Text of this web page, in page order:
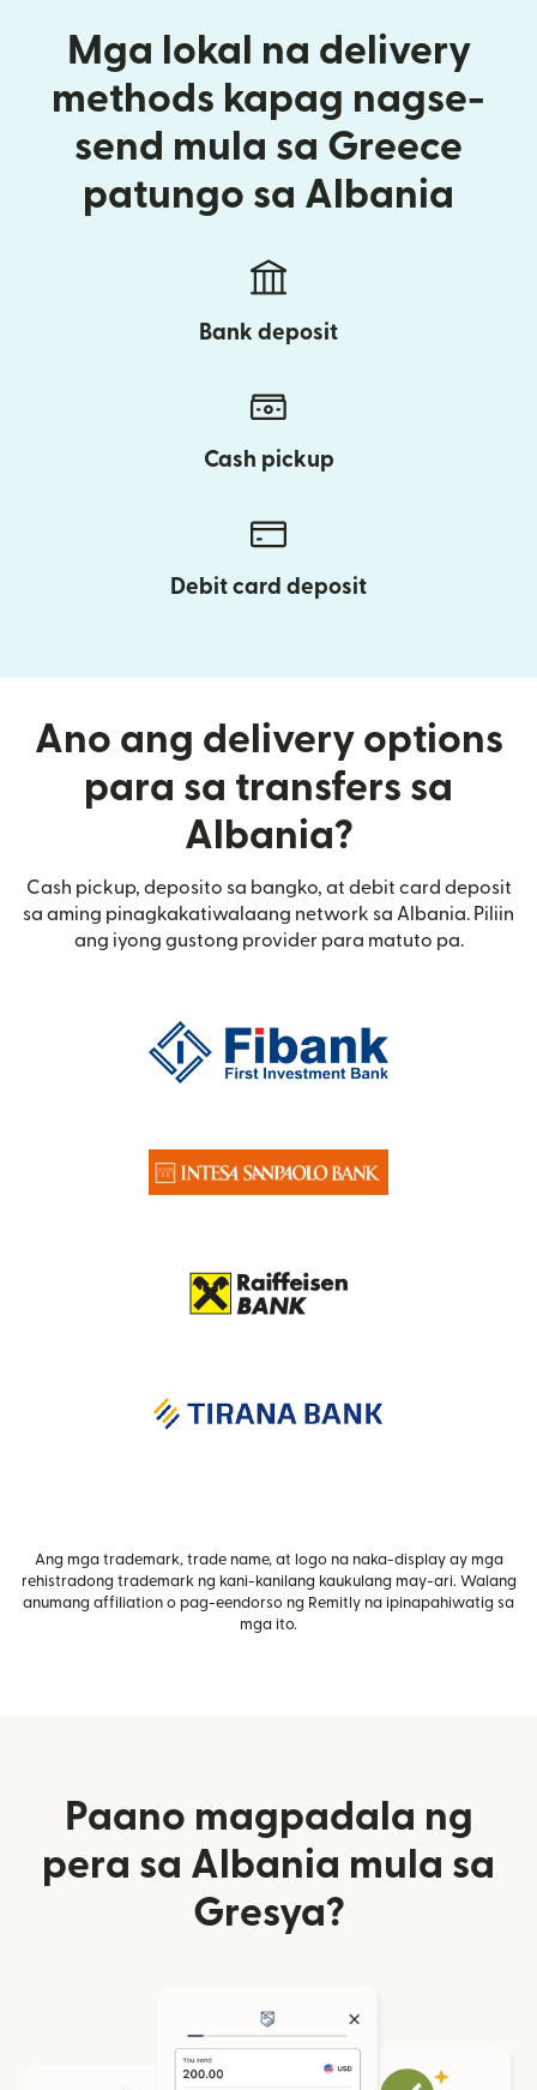
Mga lokal na delivery
methods kapag nagse-
send mula sa Greece
patungo sa Albania
Bank deposit
Cash pickup
Debit card deposit
Ano ang delivery options
para sa transfers sa
Albania?
Cash pickup, deposito sa bangko, at debit card deposit
sa aming pinagkakatiwalaang network sa Albania. Piliin
ang iyong gustong provider para matuto pa.
Ang mga trademark, trade name, at logo na naka-display ay mga
rehistradong trademark ng kani-kanilang kaukulang may-ari. Walang
anumang affiliation o pag-eendorso ng Remitly na ipinapahiwatig sa
mga ito.
Paano magpadala ng
pera sa Albania mula sa
Gresya?